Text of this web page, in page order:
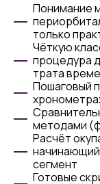
Понимание
только
Чёткую
процедура
трата
Пошаговый
методами
Расчёт
сегмент
Готовые